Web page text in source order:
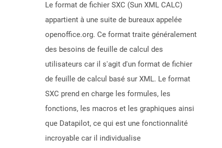
Le format de fichier SXC (Sun XML CALC)
appartient à une suite de bureaux appelée
openoffice.org. Ce format traite généralement
des besoins de feuille de calcul des
utilisateurs car il s'agit d'un format de fichier
de feuille de calcul basé sur XML. Le format
SXC prend en charge les formules, les
fonctions, les macros et les graphiques ainsi
que Datapilot, ce qui est une fonctionnalité
incroyable car il individualise